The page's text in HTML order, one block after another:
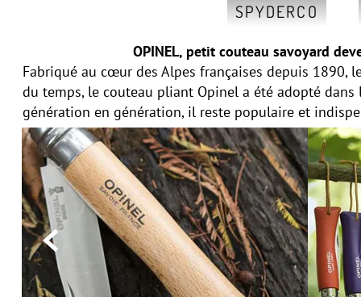
SPYDERCO
OPINEL, petit couteau savoyard
Fabriqué au cœur des Alpes françaises depuis 1890,
du temps, le couteau pliant Opinel a été adopté
génération en génération, il reste populaire et
